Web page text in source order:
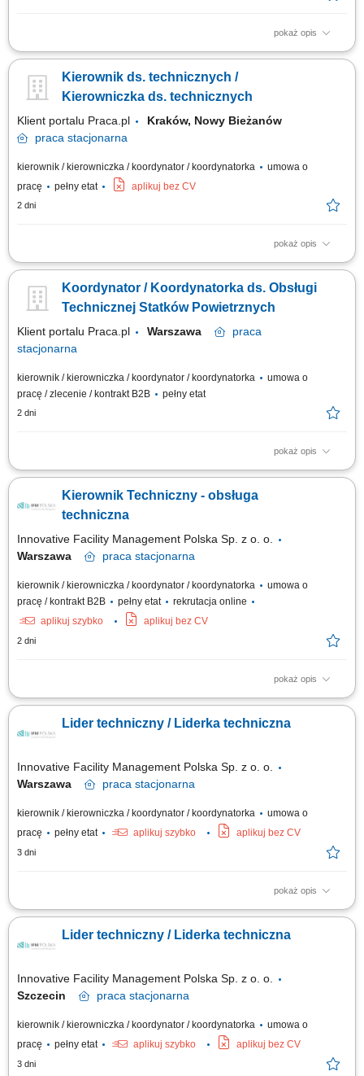
pokaż opis
Zakres obowiązków: Zarządzanie Działem Technicznym Administracji
koordynacja pracy zespołów technicznych; Planowanie, delegowanie i
nadzór nad realizacją zadań; Zapewnienie funkcjonowania działu
Kierownik ds. technicznych /
Kierowniczka ds. technicznych
Klient portalu Praca.pl
Kraków, Nowy Bieżanów
praca stacjonarna
kierownik / kierowniczka / koordynator / koordynatorka
umowa o
pracę
pełny etat aplikuj bez CV
2 dni
pokaż opis
Zarządzanie obsługą techniczną, infrastrukturą budynku oraz projektami
wymianami eksploatacyjnymi i usuwaniem awarii instalacji
(elektrycznych, sanitarnych, HVAC, niskoprądowych, ppoż.) Ofertowanie,
Koordynator / Koordynatorka ds. Obsługi
Technicznej Statków Powietrznych
Klient portalu Praca.pl Warszawa
praca
stacjonarna
kierownik / kierowniczka / koordynator / koordynatorka
umowa o
pracę / zlecenie / kontrakt B2B
pełny etat
2 dni
pokaż opis
Całodobowa koordynacja i wsparcie działań obsługowych (prace
liniowej (analiza dokumentacji, części, narzędzi i usterek ADD) Obsługa
zleceń ad-hoc poza stacjami oraz wsparcie w sytuacjach AOG;
Kierownik Techniczny - obsługa
techniczna
Innovative Facility Management Polska Sp. z o. o.
Warszawa
praca stacjonarna
kierownik / kierowniczka / koordynator / koordynatorka
umowa o
pracę / kontrakt B2B
pełny etat
rekrutacja online
aplikuj szybko
aplikuj bez CV
2 dni
pokaż opis
Twój zakres obowiązków kierowanie zespołem odpowiedzialnym za
klientem; nadzór nad pracą podwykonawców tak aby zapewnić najlepszą
jakość serwisu; tworzenie planów inwestycyjnych; optymalizacja kosztów
Lider techniczny / Liderka techniczna
Innovative Facility Management Polska Sp. z o. o.
Warszawa
praca stacjonarna
kierownik / kierowniczka / koordynator / koordynatorka
umowa o
pracę
pełny etat aplikuj szybko aplikuj bez CV
3 dni
pokaż opis
Zadania: Planowanie oraz terminowe realizowanie przeglądów
własnej, technika oraz podwykonawców w celu zachowania wysokiej
jakości serwisu; Wdrażanie nowoczesnych rozwiązań rynkowych i ciągłe
Lider techniczny / Liderka techniczna
Innovative Facility Management Polska Sp. z o. o.
Szczecin
praca stacjonarna
kierownik / kierowniczka / koordynator / koordynatorka
umowa o
pracę
pełny etat aplikuj szybko aplikuj bez CV
3 dni